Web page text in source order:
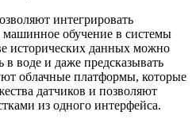
интегрировать
обучение в системы
исторических данных можно
в воде и даже предсказывать
облачные платформы, которые
датчиков и позволяют
из одного интерфейса.